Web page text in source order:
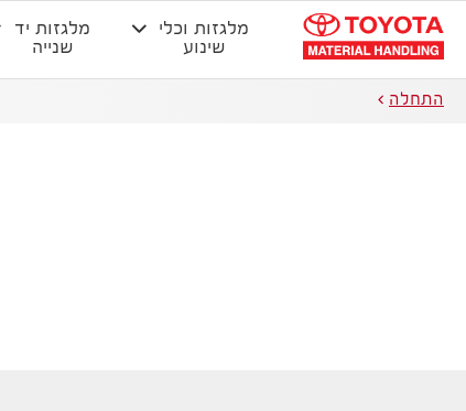
מלגזות וכלי
שינוע
מלגזות יד
שנייה
התחלה